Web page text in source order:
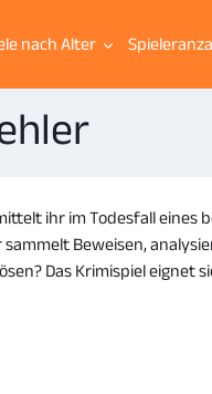
nach Alter
ihr im Todesfall eines
Beweisen,
Das Krimispiel eignet